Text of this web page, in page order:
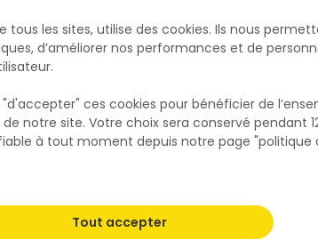
experts
service
Livraison à domicile
& retrait en point
tous les sites, utilise des cookies. Ils nous
d’améliorer nos performances et de
ces cookies pour bénéficier de
notre site. Votre choix sera conservé pendant
à tout moment depuis notre page "politique
Tout accepter